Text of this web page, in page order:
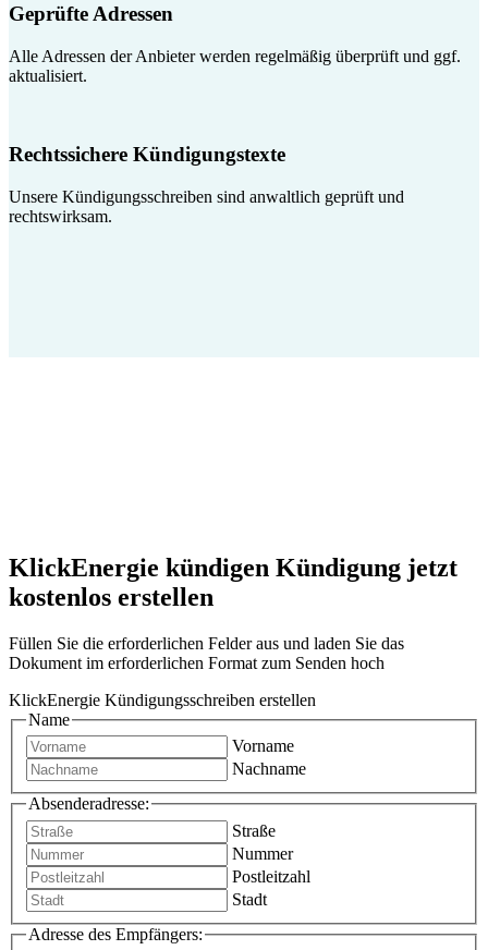
Geprüfte Adressen
Alle Adressen der Anbieter werden regelmäßig überprüft und ggf.
aktualisiert.
Rechtssichere Kündigungstexte
Unsere Kündigungsschreiben sind anwaltlich geprüft und
rechtswirksam.
KlickEnergie kündigen Kündigung jetzt
kostenlos erstellen
Füllen Sie die erforderlichen Felder aus und laden Sie das
Dokument im erforderlichen Format zum Senden hoch
KlickEnergie Kündigungsschreiben erstellen
Name
Vorname
Nachname
Absenderadresse:
Straße
Nummer
Postleitzahl
Stadt
Adresse des Empfängers: